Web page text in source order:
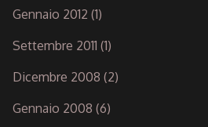
Gennaio 2012 (1)
Settembre 2011 (1)
Dicembre 2008 (2)
Gennaio 2008 (6)